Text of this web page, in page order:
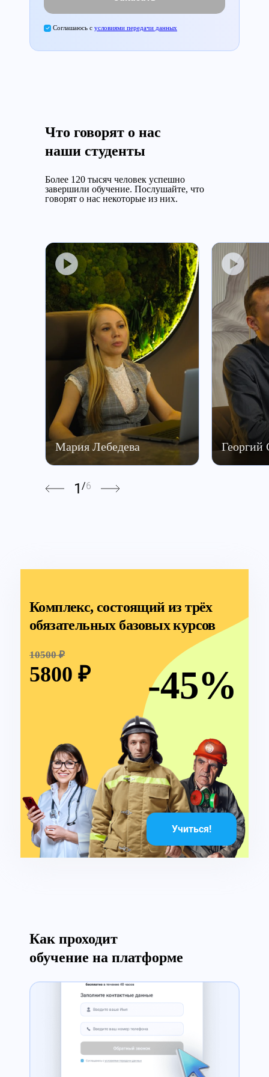
Соглашаюсь с условиями передачи данных
Что говорят о нас
наши студенты
Более 120 тысяч человек успешно
завершили обучение. Послушайте, что
говорят о нас некоторые из них.
Мария Лебедева Георгий
1 /6
Комплекс, состоящий из трёх
обязательных базовых курсов
Учиться!
10500 ₽
5800 ₽ -45%
Как проходит
обучение на платформе